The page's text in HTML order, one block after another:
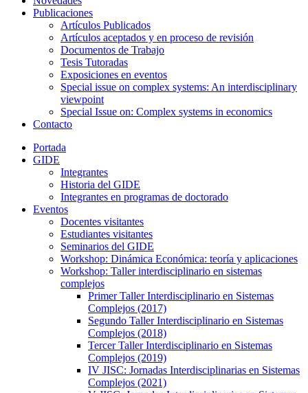
Publicaciones
Artículos Publicados
Artículos aceptados y en proceso de revisión
Documentos de Trabajo
Tesis Tutoradas
Exposiciones en eventos
Special issue on complex systems: An interdisciplinary
viewpoint
Special Issue on: Complex systems in economics
Contacto
Portada
GIDE
Integrantes
Historia del GIDE
Integrantes en programas de doctorado
Eventos
Docentes visitantes
Estudiantes visitantes
Seminarios del GIDE
Workshop: Dinámica Económica: teoría y aplicaciones
Workshop: Taller interdisciplinario en sistemas
complejos
Primer Taller Interdisciplinario en Sistemas
Complejos (2017)
Segundo Taller Interdisciplinario en Sistemas
Complejos (2018)
Tercer Taller Interdisciplinario en Sistemas
Complejos (2019)
IV JISC: Jornadas Interdisciplinarias en Sistemas
Complejos (2021)